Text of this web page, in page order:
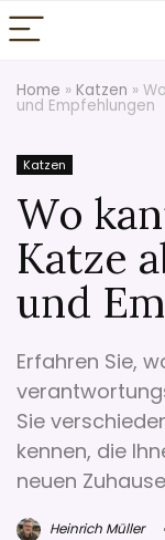
Home » Katzen »
und Empfehlungen
Katzen
Wo
Katze
und
Erfahren Sie,
Sie
kennen, die
neuen
Heinrich Müller